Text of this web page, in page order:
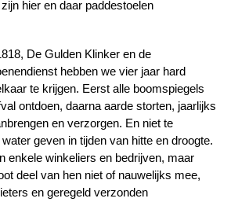
hier en daar paddestoelen
De Gulden Klinker en de
hebben we vier jaar hard
te krijgen. Eerst alle boomspiegels
ontdoen, daarna aarde storten, jaarlijks
en verzorgen. En niet te
geven in tijden van hitte en droogte.
enkele winkeliers en bedrijven, maar
deel van hen niet of nauwelijks mee,
en geregeld verzonden